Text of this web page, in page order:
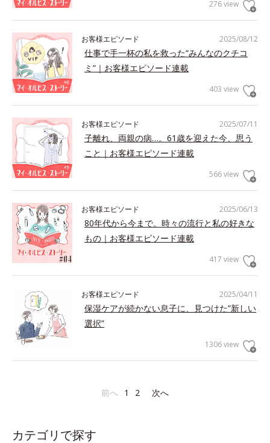
276 view
2025/08/12
お客様エピソード
仕事で手一杯の私を救った“みんなのクチコ
ミ”｜お客様エピソード連載
403 view
2025/07/11
お客様エピソード
子離れ、両親の病…。61歳を迎えた今、思う
こと｜お客様エピソード連載
566 view
2025/06/13
お客様エピソード
80年代から今まで。時々の流行と私の好きな
もの｜お客様エピソード連載
417 view
2025/04/11
お客様エピソード
保湿ケアが続かない息子に、見つけた”新しい
選択”
1306 view
前へ 1 2 次へ
カテゴリで探す